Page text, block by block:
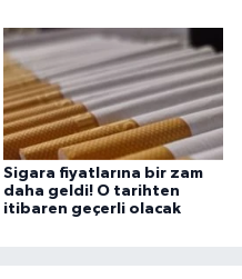
Sigara fiyatlarına bir zam
daha geldi! O tarihten
itibaren geçerli olacak